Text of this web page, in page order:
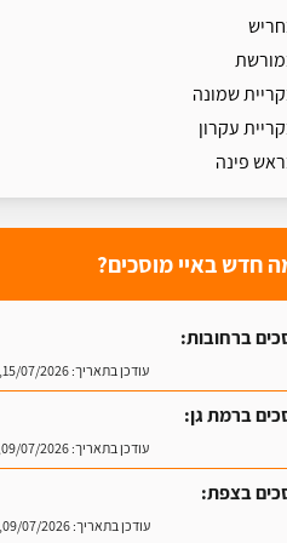
שמונה
עקרון
פינה
חדש באיי מוסכים?
ברחובות:
עודכן בתאריך:15/07/2026, בשעה 10:48
ברמת גן:
עודכן בתאריך:09/07/2026, בשעה 10:31
בצפת:
עודכן בתאריך:09/07/2026, בשעה 10:27